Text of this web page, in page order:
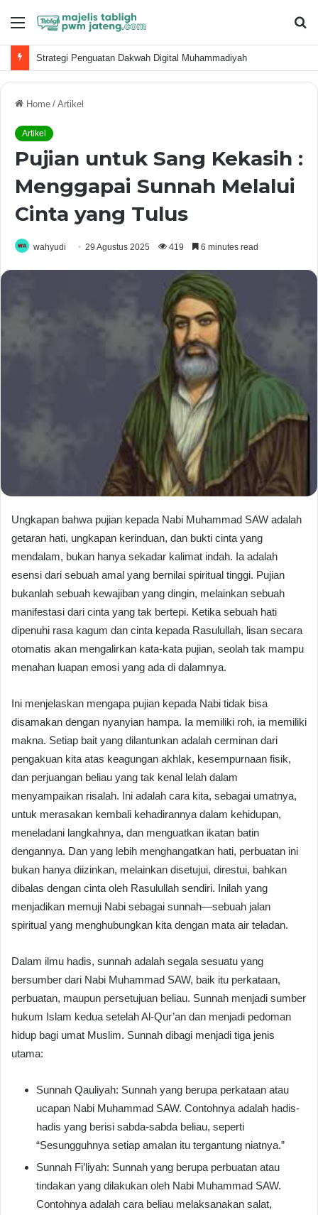
Menu
Strategi Penguatan Dakwah Digital Muhammadiyah
Home / Artikel
Artikel
Pujian untuk Sang Kekasih :
Menggapai Sunnah Melalui
Cinta yang Tulus
wahyudi 29 Agustus 2025 419 6 minutes read
Ungkapan bahwa pujian kepada Nabi Muhammad SAW adalah
getaran hati, ungkapan kerinduan, dan bukti cinta yang
mendalam, bukan hanya sekadar kalimat indah. Ia adalah
esensi dari sebuah amal yang bernilai spiritual tinggi. Pujian
bukanlah sebuah kewajiban yang dingin, melainkan sebuah
manifestasi dari cinta yang tak bertepi. Ketika sebuah hati
dipenuhi rasa kagum dan cinta kepada Rasulullah, lisan secara
otomatis akan mengalirkan kata-kata pujian, seolah tak mampu
menahan luapan emosi yang ada di dalamnya.
Ini menjelaskan mengapa pujian kepada Nabi tidak bisa
disamakan dengan nyanyian hampa. Ia memiliki roh, ia memiliki
makna. Setiap bait yang dilantunkan adalah cerminan dari
pengakuan kita atas keagungan akhlak, kesempurnaan fisik,
dan perjuangan beliau yang tak kenal lelah dalam
menyampaikan risalah. Ini adalah cara kita, sebagai umatnya,
untuk merasakan kembali kehadirannya dalam kehidupan,
meneladani langkahnya, dan menguatkan ikatan batin
dengannya. Dan yang lebih menghangatkan hati, perbuatan ini
bukan hanya diizinkan, melainkan disetujui, direstui, bahkan
dibalas dengan cinta oleh Rasulullah sendiri. Inilah yang
menjadikan memuji Nabi sebagai sunnah—sebuah jalan
spiritual yang menghubungkan kita dengan mata air teladan.
Dalam ilmu hadis, sunnah adalah segala sesuatu yang
bersumber dari Nabi Muhammad SAW, baik itu perkataan,
perbuatan, maupun persetujuan beliau. Sunnah menjadi sumber
hukum Islam kedua setelah Al-Qur’an dan menjadi pedoman
hidup bagi umat Muslim. Sunnah dibagi menjadi tiga jenis
utama:
Sunnah Qauliyah: Sunnah yang berupa perkataan atau
ucapan Nabi Muhammad SAW. Contohnya adalah hadis-
hadis yang berisi sabda-sabda beliau, seperti
“Sesungguhnya setiap amalan itu tergantung niatnya.”
Sunnah Fi’liyah: Sunnah yang berupa perbuatan atau
tindakan yang dilakukan oleh Nabi Muhammad SAW.
Contohnya adalah cara beliau melaksanakan salat,